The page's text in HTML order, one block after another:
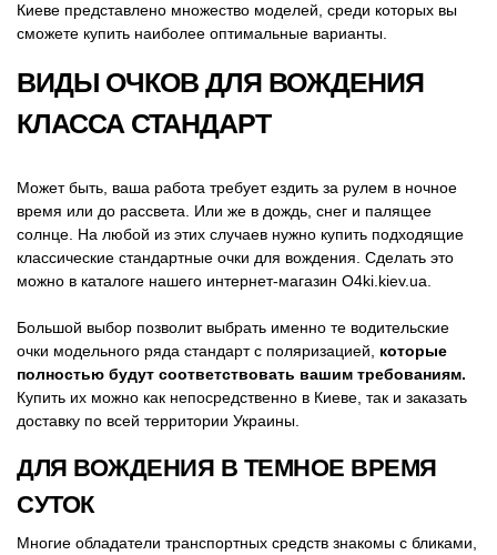
Киеве представлено множество моделей, среди которых вы
сможете купить наиболее оптимальные варианты.
ВИДЫ ОЧКОВ ДЛЯ ВОЖДЕНИЯ
КЛАССА СТАНДАРТ
Может быть, ваша работа требует ездить за рулем в ночное
время или до рассвета. Или же в дождь, снег и палящее
солнце. На любой из этих случаев нужно купить подходящие
классические стандартные очки для вождения. Сделать это
можно в каталоге нашего интернет-магазин O4ki.kiev.ua.
Большой выбор позволит выбрать именно те водительские
очки модельного ряда стандарт с поляризацией,
которые
полностью будут соответствовать вашим требованиям.
Купить их можно как непосредственно в Киеве, так и заказать
доставку по всей территории Украины.
ДЛЯ ВОЖДЕНИЯ В ТЕМНОЕ ВРЕМЯ
СУТОК
Многие обладатели транспортных средств знакомы с бликами,